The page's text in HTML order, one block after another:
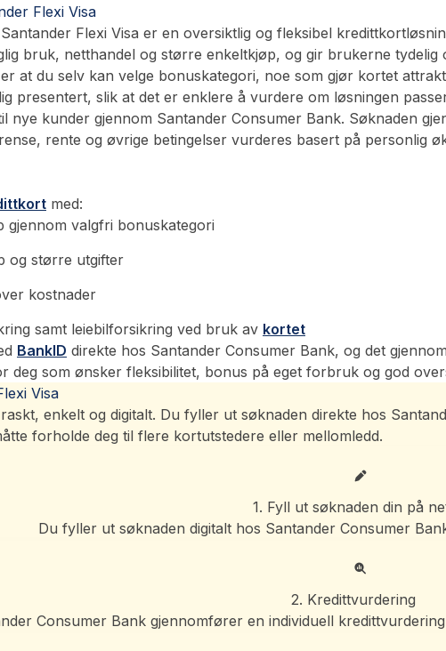
Flexi Visa
Flexi Visa er en oversiktlig og fleksibel
bruk, netthandel og større enkeltkjøp, og gir brukerne
at du selv kan velge bonuskategori, noe som gjør kortet
presentert, slik at det er enklere å vurdere om løsningen
nye kunder gjennom Santander Consumer Bank. Søknaden
rente og øvrige betingelser vurderes basert på
med:
valgfri bonuskategori
og større utgifter
kostnader
samt leiebilforsikring ved bruk av kortet
BankID direkte hos Santander Consumer Bank, og det
deg som ønsker fleksibilitet, bonus på eget forbruk og god
Visa
enkelt og digitalt. Du fyller ut søknaden direkte hos
forholde deg til flere kortutstedere eller mellomledd.
1. Fyll ut søknaden din på
Du fyller ut søknaden digitalt hos Santander Consumer
2. Kredittvurdering
Consumer Bank gjennomfører en individuell